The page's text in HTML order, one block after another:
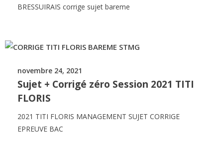
BRESSUIRAIS corrige sujet bareme
novembre 24, 2021
Sujet + Corrigé zéro Session 2021 TITI
FLORIS
2021 TITI FLORIS MANAGEMENT SUJET CORRIGE
EPREUVE BAC